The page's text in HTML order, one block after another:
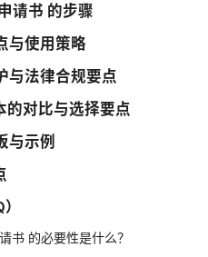
请书 的步骤
与使用策略
与法律合规要点
的对比与选择要点
与示例
书 的必要性是什么？